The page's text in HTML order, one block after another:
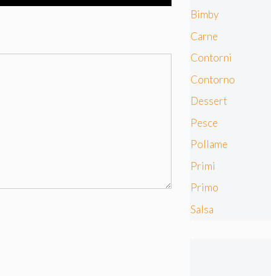
Bimby
Carne
Contorni
Contorno
Dessert
Pesce
Pollame
Primi
Primo
Salsa